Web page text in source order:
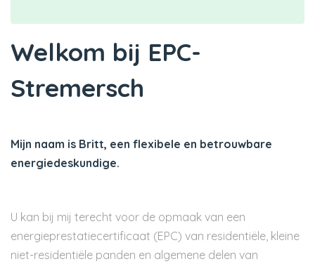
Welkom bij EPC-
Stremersch
Mijn naam is Britt, een flexibele en betrouwbare
energiedeskundige.
U kan bij mij terecht voor de opmaak van een
energieprestatiecertificaat (EPC) van residentiële, kleine
niet-residentiële panden en algemene delen van